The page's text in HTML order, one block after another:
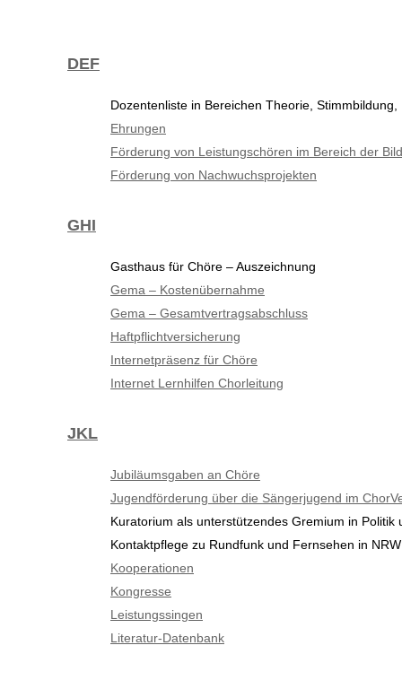
DEF
Dozentenliste in Bereichen Theorie, Stimmbildung,
Ehrungen
Förderung von Leistungschören im Bereich der
Förderung von Nachwuchsprojekten
GHI
Gasthaus für Chöre – Auszeichnung
Gema – Kostenübernahme
Gema – Gesamtvertragsabschluss
Haftpflichtversicherung
Internetpräsenz für Chöre
Internet Lernhilfen Chorleitung
JKL
Jubiläumsgaben an Chöre
Jugendförderung über die Sängerjugend im
Kuratorium als unterstützendes Gremium in Politik
Kontaktpflege zu Rundfunk und Fernsehen in NRW
Kooperationen
Kongresse
Leistungssingen
Literatur-Datenbank